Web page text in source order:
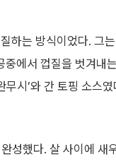
하는 방식이었다. 그
에서 껍질을 벗겨내
시’와 간 토핑 소스
성했다. 살 사이에 새